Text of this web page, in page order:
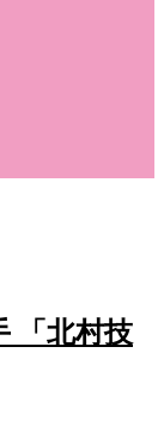
「北村技